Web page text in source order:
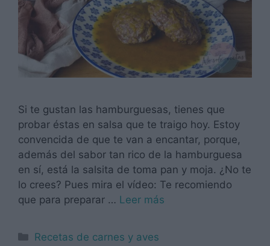
Si te gustan las hamburguesas, tienes que
probar éstas en salsa que te traigo hoy. Estoy
convencida de que te van a encantar, porque,
además del sabor tan rico de la hamburguesa
en sí, está la salsita de toma pan y moja. ¿No te
lo crees? Pues mira el vídeo: Te recomiendo
que para preparar … Leer más
Categorías
Recetas de carnes y aves